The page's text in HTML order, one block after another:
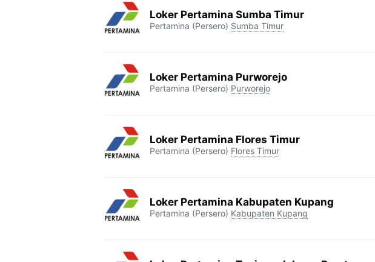
Loker Pertamina Sumba Timur
Pertamina (Persero) Sumba Timur
Loker Pertamina Purworejo
Pertamina (Persero) Purworejo
Loker Pertamina Flores Timur
Pertamina (Persero) Flores Timur
Loker Pertamina Kabupaten Kupang
Pertamina (Persero) Kabupaten Kupang